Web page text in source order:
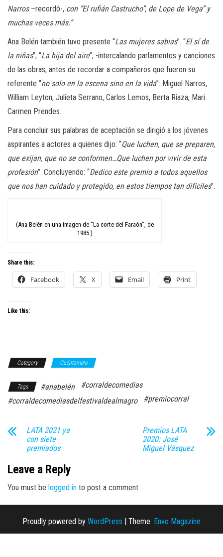
Narros –recordó-, con “El rufián Castrucho”, de Lope de Vega” y
muchas veces más.”
Ana Belén también tuvo presente “Las mujeres sabias”. “El sí de
la niñas”, “La hija del aire”, -intercalando parlamentos y canciones
de las obras, antes de recordar a compañeros que fueron su
referente “no solo en la escena sino en la vida”: Miguel Narros,
William Leyton, Julieta Serrano, Carlos Lemos, Berta Riaza, Mari
Carmen Prendes.
Para concluir sus palabras de aceptación se dirigió a los jóvenes
aspirantes a actores a quienes dijo: “Que luchen, que se preparen,
que exijan, que no se conformen…Que luchen por vivir de esta
profesión”. Concluyendo: “Dedico este premio a todos aquellos
que nos han cuidado y protegido, en estos tiempos tan difíciles”.
(Ana Belén en una imagen de “La corte del Faraón”, de
1985.)
Share this:
Facebook X Email Print
Like this:
Category Cuéntamelo
Tags #anabelén
#corraldecomedias
#corraldecomediasdelfestivaldealmagro
#premiocorral
LATA 2021 ya
con siete
premiados
Premios LATA
2020: José
Miguel Vásquez
Leave a Reply
You must be logged in to post a comment.
Proudly powered by WordPress | Theme: Envo Magazine